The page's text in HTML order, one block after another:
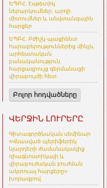
ԵՊԲՀ. Էսթետիկ
ներարկումներ. արդի
միտումներ և անվտանգային
հարցեր
ԵՊԲՀ. Բժիշկ-պացիենտ
հարաբերություններից մինչև
արհեստական
բանականություն.
հարցազրույց գերմանացի
վիրաբույժի հետ
Բոլոր հոդվածները
ՎԵՐՋԻՆ ԼՈՒՐԵՐԸ
Գիտագործնական սեմինար
«Վնասված պերիֆերիկ
նյարդերի ժամանակակից
դիագնոստիկայի և
վիրաբուժական բուժման
ակտուալ հարցերը»
խորագրով